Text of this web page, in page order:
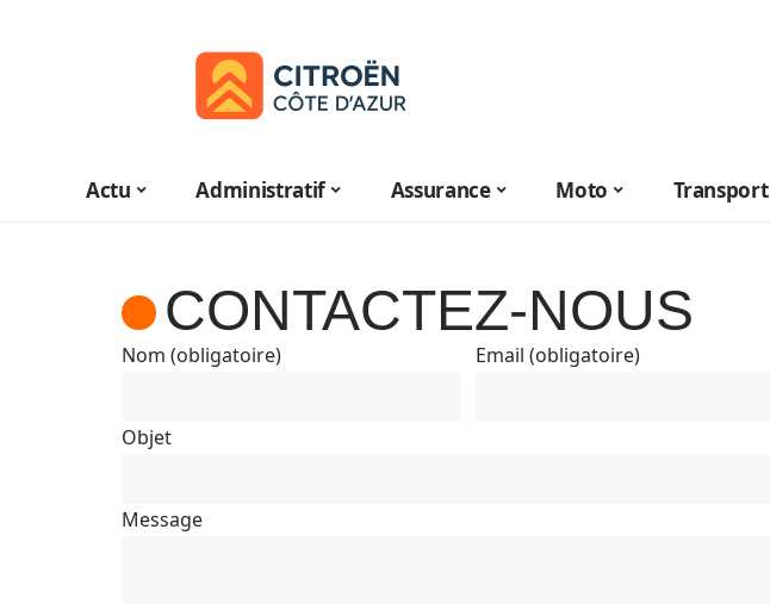
Actu Administratif Assurance Moto Transport
CONTACTEZ-NOUS
Nom (obligatoire) Email (obligatoire)
Objet
Message